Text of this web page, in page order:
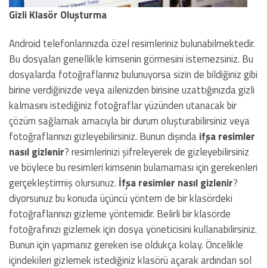
Gizli Klasör Oluşturma
Android telefonlarınızda özel resimleriniz bulunabilmektedir.
Bu dosyaları genellikle kimsenin görmesini istemezsiniz. Bu
dosyalarda fotoğraflarınız bulunuyorsa sizin de bildiğiniz gibi
birine verdiğinizde veya ailenizden birisine uzattığınızda gizli
kalmasını istediğiniz fotoğraflar yüzünden utanacak bir
çözüm sağlamak amacıyla bir durum oluşturabilirsiniz veya
fotoğraflarınızı gizleyebilirsiniz. Bunun dışındaifşa resimler
nasıl gizlenir? resimlerinizi şifreleyerek de gizleyebilirsiniz
ve böylece bu resimleri kimsenin bulamaması için gerekenleri
gerçekleştirmiş olursunuz. İfşaresimler nasıl gizlenir?
diyorsunuz bu konuda üçüncü yöntem de bir klasördeki
fotoğraflarınızı gizleme yöntemidir. Belirli bir klasörde
fotoğrafınızı gizlemek için dosya yöneticisini kullanabilirsiniz.
Bunun için yapmanız gereken ise oldukça kolay. Öncelikle
içindekileri gizlemek istediğiniz klasörü açarak ardından sol